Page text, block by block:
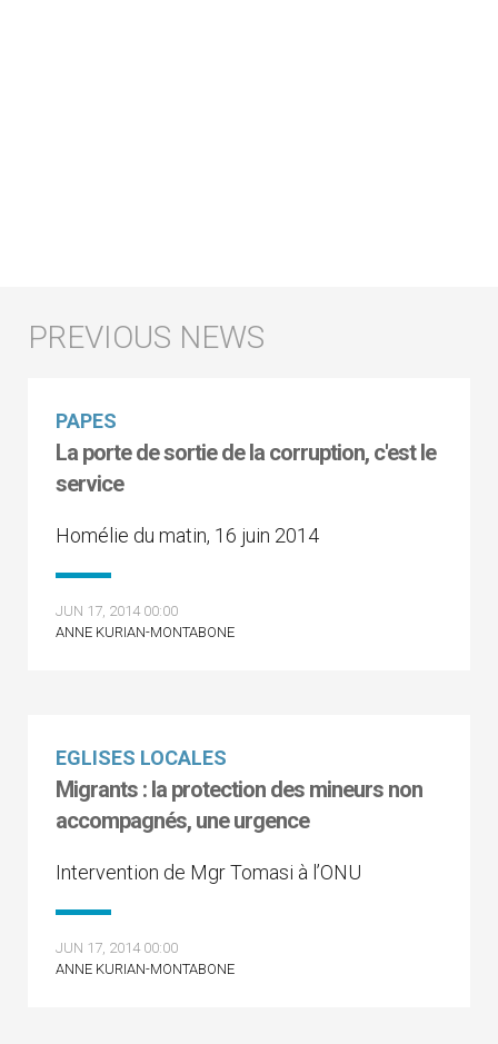
PAPES
La porte de sortie de la corruption, c'est le
service
Homélie du matin, 16 juin 2014
JUN 17, 2014 00:00
ANNE KURIAN-MONTABONE
EGLISES LOCALES
Migrants : la protection des mineurs non
accompagnés, une urgence
Intervention de Mgr Tomasi à l’ONU
JUN 17, 2014 00:00
ANNE KURIAN-MONTABONE